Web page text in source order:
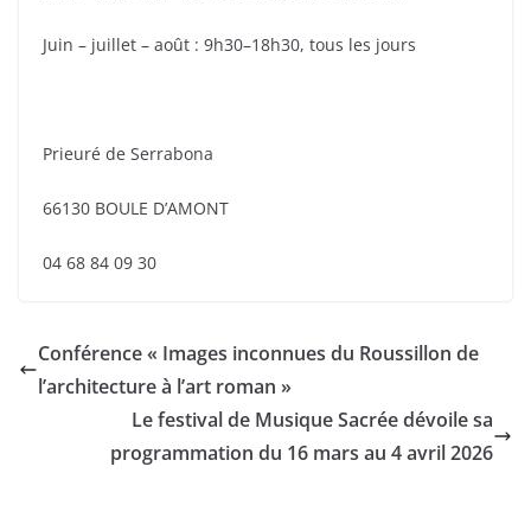
Juin – juillet – août : 9h30–18h30, tous les jours
Prieuré de Serrabona
66130 BOULE D’AMONT
04 68 84 09 30
Conférence « Images inconnues du Roussillon de
l’architecture à l’art roman »
Le festival de Musique Sacrée dévoile sa
programmation du 16 mars au 4 avril 2026